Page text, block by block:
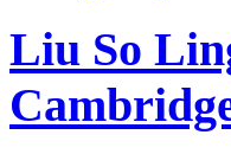
Liu So